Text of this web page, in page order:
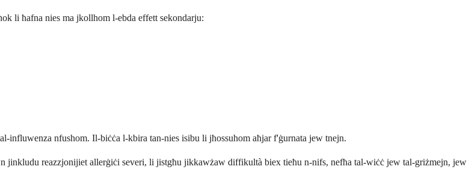
li ħafna nies ma jkollhom l-ebda effett sekondarju:
nfushom. Il-biċċa l-kbira tan-nies isibu li jħossuhom aħjar f'ġurnata jew tnejn.
jinkludu reazzjonijiet allerġiċi severi, li jistgħu jikkawżaw diffikultà biex tieħu n-nifs, nefħa tal-wiċċ jew tal-griżmejn, jew